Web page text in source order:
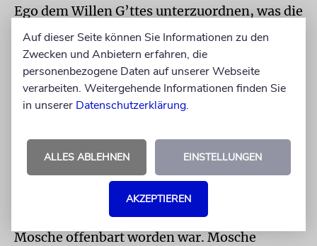
Ego dem Willen G’ttes unterzuordnen, was die
Eltern ihrem Sohn Mosche als
Haupteigenschaft mitgaben. Das ermöglichte
sein Lebenswerk.
Der Autor ist Rabbiner der Israelitischen
INHALT
Der Wochenabschnitt Waera erzählt, wie die
Kinder Israels Mosche und Aharon kein Gehör
schenkten, obwohl G’ttes Name ihnen von
Mosche offenbart worden war. Mosche
Auf dieser Seite können Sie Informationen zu den
Zwecken und Anbietern erfahren, die
personenbezogene Daten auf unserer Webseite
verarbeiten. Weitergehende Informationen finden Sie
in unserer Datenschutzerklärung.
ALLES ABLEHNEN EINSTELLUNGEN
AKZEPTIEREN